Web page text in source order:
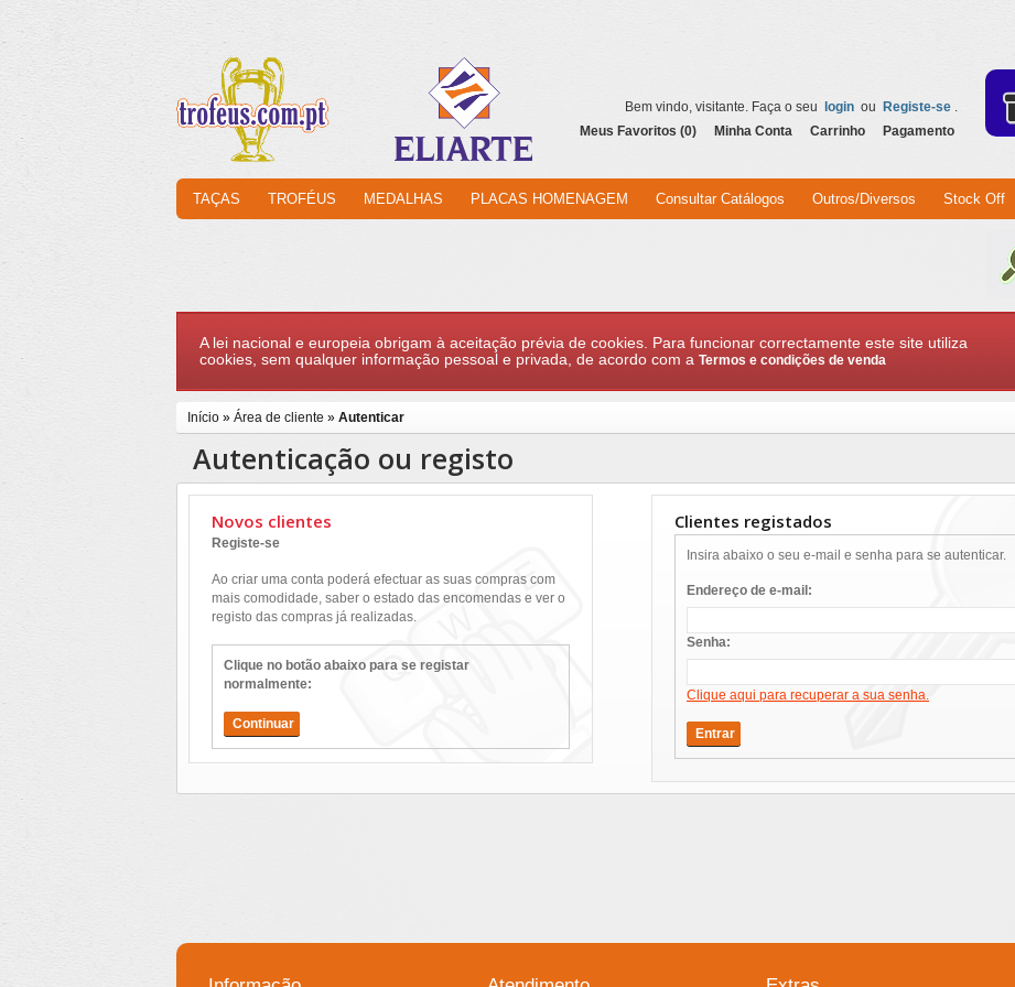
Meus Favoritos (0) Minha Conta Carrinho Pagamento
Bem vindo, visitante. Faça o seu login ou Registe-se .
TAÇAS TROFÉUS MEDALHAS PLACAS HOMENAGEM Consultar Catálogos Outros/Diversos Stock Off
A lei nacional e europeia obrigam à aceitação prévia de cookies. Para funcionar correctamente este site utiliza
cookies, sem qualquer informação pessoal e privada, de acordo com a Termos e condições de venda
Início » Área de cliente » Autenticar
Autenticação ou registo
Novos clientes
Registe-se
Ao criar uma conta poderá efectuar as suas compras com
mais comodidade, saber o estado das encomendas e ver o
registo das compras já realizadas.
Clique no botão abaixo para se registar
normalmente:
Continuar
Clientes registados
Insira abaixo o seu e-mail e senha para se autenticar.
Endereço de e-mail:
Senha:
Clique aqui para recuperar a sua senha.
Entrar